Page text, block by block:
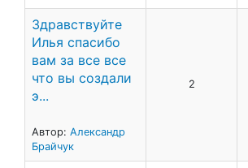
Здравствуйте
Илья спасибо
вам за все все
что вы создали
э...
Автор: Александр
Брайчук
2